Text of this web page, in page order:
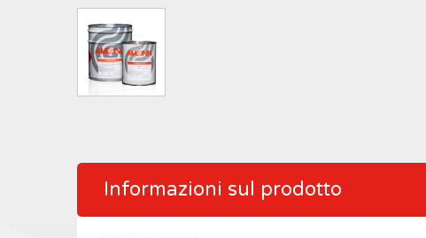
Informazioni sul prodotto